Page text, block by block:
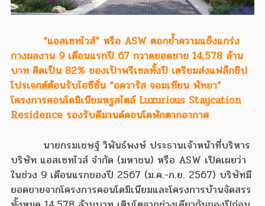
“แอสเซทไวส์” หรือ ASW ตอกย้ำความแข็งแกร่ง
กางผลงาน 9 เดือนแรกปี 67 กวาดยอดขาย 14,578 ล้าน
บาท คิดเป็น 82% ของเป้าพรีเซลทั้งปี เตรียมส่งแฟล็กชิป
โปรเจกต์ต้อนรับไฮซีซั่น “อควารัส จอมเทียน พัทยา”
โครงการคอนโดมิเนียมหรูสไตล์ Luxurious Staycation
Residence รองรับดีมานด์คอนโดพักตากอากาศ
นายกรมเชษฐ์ วิพันธ์พงษ์ ประธานเจ้าหน้าที่บริหาร
บริษัท แอสเซทไวส์ จำกัด (มหาชน) หรือ ASW เปิดเผยว่า
ในช่วง 9 เดือนแรกของปี 2567 (ม.ค.-ก.ย. 2567) บริษัทมี
ยอดขายจากโครงการคอนโดมิเนียมและโครงการบ้านจัดสรร